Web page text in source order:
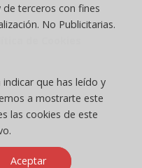
están gestionadas, y
España ) CEE:
8, Hoja V-85203.
android 14; pixel 8)
131.0.0.0 mobile
terceros con fines
No Publicitarias.
indicar que has leído y
a mostrarte este
las cookies de este
Aceptar